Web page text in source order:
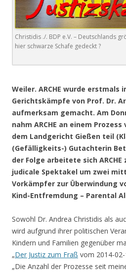
Christidis ./. BDP e.V. – Deutschlands
hier schwarze Schafe gedeckt ?
Weiler. ARCHE wurde erstmals
Gerichtskämpfe von Prof. Dr.
aufmerksam gemacht. Am
nahm ARCHE an einem
dem Landgericht Gießen teil
(Gefälligkeits-) Gutachterin
der Folge arbeitete sich
judicale Spektakel um zwei
Vorkämpfer zur Überwindung
Kind-Entfremdung – Parental
Sowohl Dr. Andrea Christidis als
wird aufgrund ihrer politischen
Kindern und Familien gegenüber
„Der Justiz zum Fraß vom 2014-
„Die Anzahl der Prozesse seit